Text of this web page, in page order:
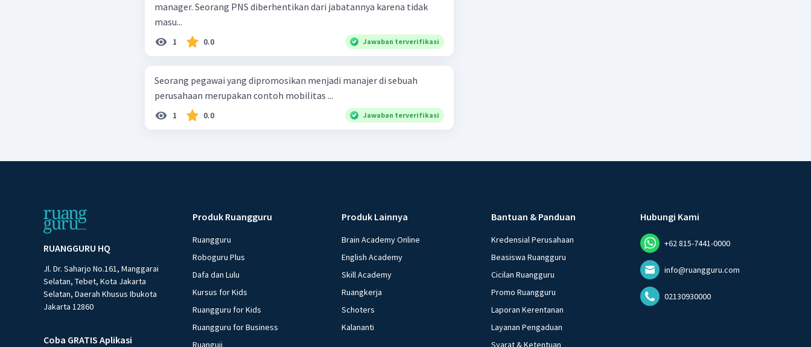
manager. Seorang PNS diberhentikan dari jabatannya karena tidak
masu...
1 0.0 Jawaban terverifikasi
Seorang pegawai yang dipromosikan menjadi manajer di sebuah
perusahaan merupakan contoh mobilitas ...
1 0.0 Jawaban terverifikasi
RUANGGURU HQ
Jl. Dr. Saharjo No.161, Manggarai
Selatan, Tebet, Kota Jakarta
Selatan, Daerah Khusus Ibukota
Jakarta 12860
Coba GRATIS Aplikasi
Produk Ruangguru
Ruangguru
Roboguru Plus
Dafa dan Lulu
Kursus for Kids
Ruangguru for Kids
Ruangguru for Business
Ruanguji
Produk Lainnya
Brain Academy Online
English Academy
Skill Academy
Ruangkerja
Schoters
Kalananti
Bantuan & Panduan
Kredensial Perusahaan
Beasiswa Ruangguru
Cicilan Ruangguru
Promo Ruangguru
Laporan Kerentanan
Layanan Pengaduan
Syarat & Ketentuan
Hubungi Kami
+62 815-7441-0000
info@ruangguru.com
02130930000